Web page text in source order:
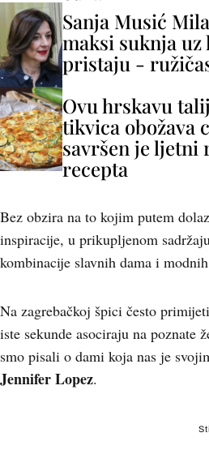
Sanja Musić
maksi suknja uz
pristaju -
Ovu hrskavu
tikvica obožava
savršen je ljetni
recepta
Bez obzira na to kojim putem
inspiracije, u prikupljenom
kombinacije slavnih dama i
Na zagrebačkoj špici često
iste sekunde asociraju na poznate
smo pisali o dami koja nas je
Jennifer Lopez.